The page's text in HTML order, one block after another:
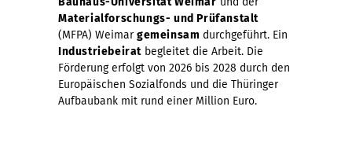
Materialforschungs- und Prüfanstalt
(MFPA) Weimargemeinsam durchgeführt. Ein
Industriebeirat begleitet die Arbeit. Die
Förderung erfolgt von 2026 bis 2028 durch den
Europäischen Sozialfonds und die Thüringer
Aufbaubank mit rund einer Million Euro.